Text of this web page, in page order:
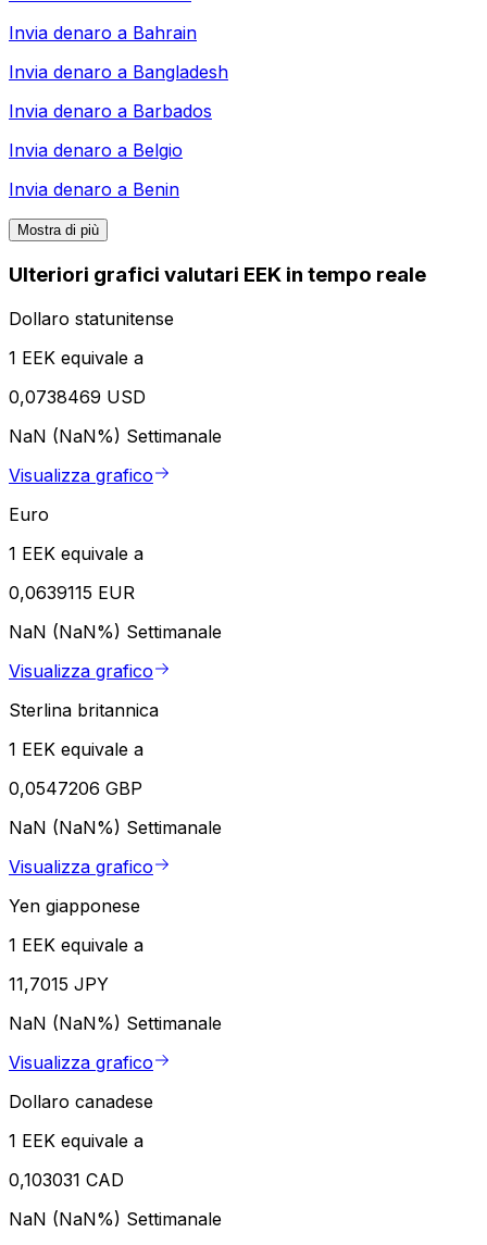
Invia denaro a Bahrain
Invia denaro a Bangladesh
Invia denaro a Barbados
Invia denaro a Belgio
Invia denaro a Benin
Mostra di più
Ulteriori grafici valutari EEK in tempo reale
Dollaro statunitense
1 EEK equivale a
0,0738469 USD
NaN (NaN%) Settimanale
Visualizza grafico
Euro
1 EEK equivale a
0,0639115 EUR
NaN (NaN%) Settimanale
Visualizza grafico
Sterlina britannica
1 EEK equivale a
0,0547206 GBP
NaN (NaN%) Settimanale
Visualizza grafico
Yen giapponese
1 EEK equivale a
11,7015 JPY
NaN (NaN%) Settimanale
Visualizza grafico
Dollaro canadese
1 EEK equivale a
0,103031 CAD
NaN (NaN%) Settimanale